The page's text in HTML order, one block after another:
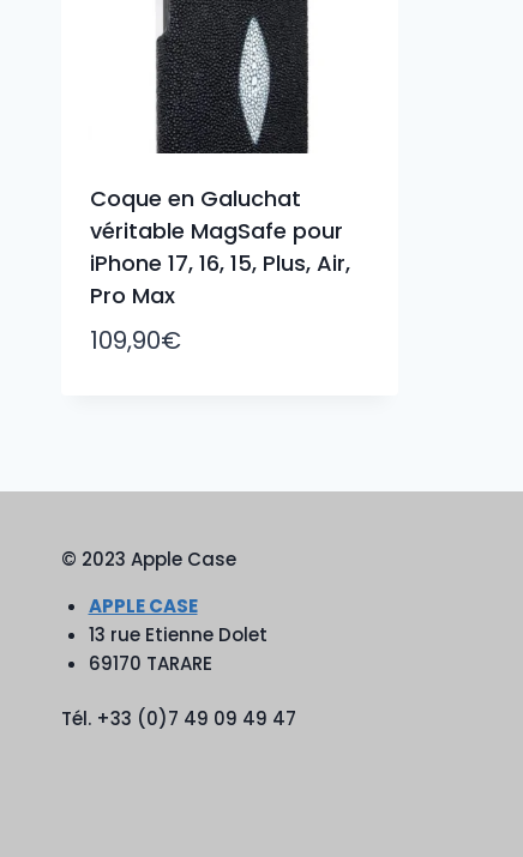
Coque en Galuchat
véritable MagSafe pour
iPhone 17, 16, 15, Plus, Air,
Pro Max
109,90€
© 2023 Apple Case
APPLE CASE
13 rue Etienne Dolet
69170 TARARE
Tél. +33 (0)7 49 09 49 47